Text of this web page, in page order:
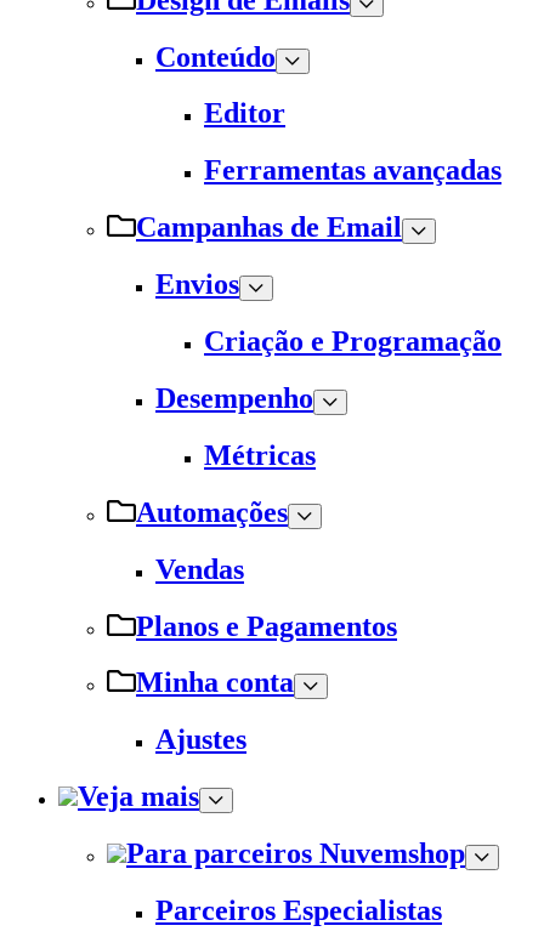
Conteúdo
Editor
Ferramentas avançadas
Campanhas de Email
Envios
Criação e Programação
Desempenho
Métricas
Automações
Vendas
Planos e Pagamentos
Minha conta
Ajustes
Veja mais
Para parceiros Nuvemshop
Parceiros Especialistas